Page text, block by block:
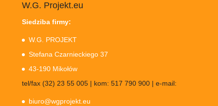
W.G. Projekt.eu
Siedziba firmy:
W.G. PROJEKT
Stefana Czarnieckiego 37
43-190 Mikołów
tel/fax (32) 23 55 005 | kom: 517 790 900 | e-mail:
biuro@wgprojekt.eu